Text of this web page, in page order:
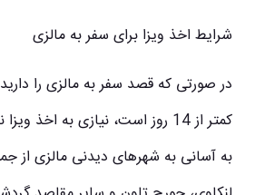
شرایط اخذ ویزا برای سفر به مالزی
در صورتی که قصد سفر به مالزی را
کمتر از 14 روز است، نیازی به اخذ
به آسانی به شهرهای دیدنی مالزی از